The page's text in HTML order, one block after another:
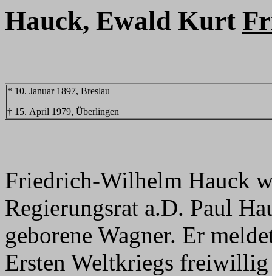
Hauck, Ewald Kurt
* 10. Januar 1897, Breslau
† 15. April 1979, Überlingen
Friedrich-Wilhelm Hauck
Regierungsrat a.D. Paul
geborene Wagner. Er
Ersten Weltkriegs freiwillig